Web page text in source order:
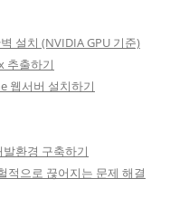
설치 (NVIDIA GPU 기준)
추출하기
웹서버 설치하기
환경 구축하기
적으로 끊어지는 문제 해결